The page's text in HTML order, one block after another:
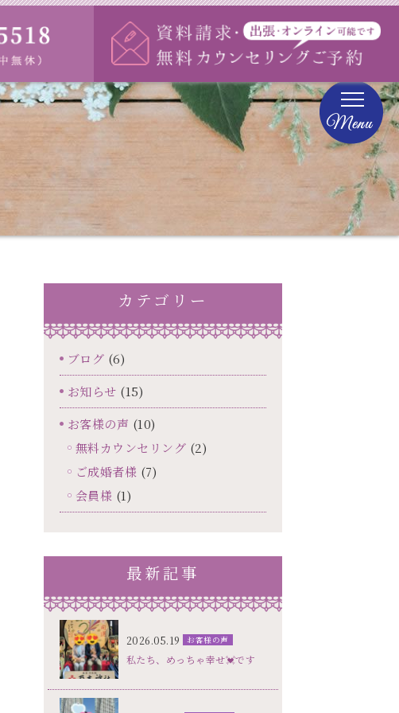
お客様の声 会社概要
カテゴリー
ブログ (6)
お知らせ (15)
お客様の声 (10)
無料カウンセリング (2)
ご成婚者様 (7)
会員様 (1)
最新記事
2026.05.19 お客様の声
私たち、めっちゃ幸せ💓です